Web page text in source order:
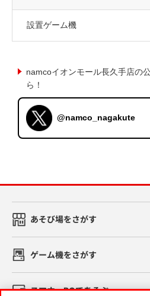
設置ゲーム機
namcoイオンモール長久手店の
ら！
@namco_nagakute
あそび場をさがす
ゲーム機をさがす
スマホ・PCであそぶ